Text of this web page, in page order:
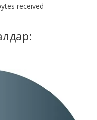
received